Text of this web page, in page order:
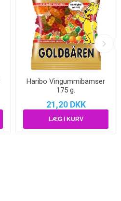
Haribo Vingummibamser
175 g.
21,20 DKK